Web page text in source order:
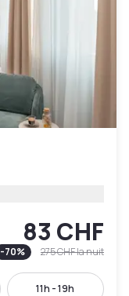
83 CHF
-70% 275 CHFla nuit
11h - 19h